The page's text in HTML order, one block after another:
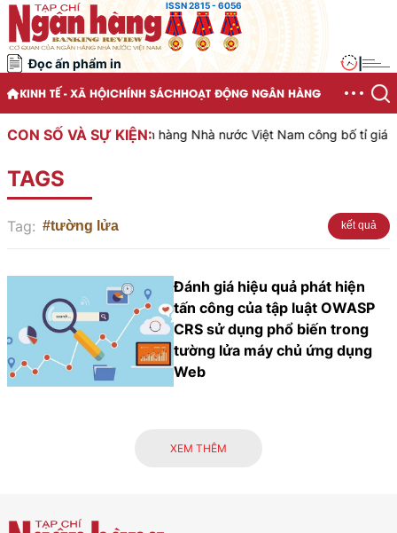
ISSN 2815 - 6056
Đọc ấn phẩm in
KINH TẾ - XÃ HỘICHÍNH SÁCHHOẠT ĐỘNG NGÂN HÀNG
CON SỐ VÀ SỰ KIỆN:Ngân hàng Nhà nước Việt Nam công bố tỉ giá
TAGS
Tag: #tường lửa kết quả
Đánh giá hiệu quả phát hiện
tấn công của tập luật OWASP
CRS sử dụng phổ biến trong
tường lửa máy chủ ứng dụng
Web
XEM THÊM